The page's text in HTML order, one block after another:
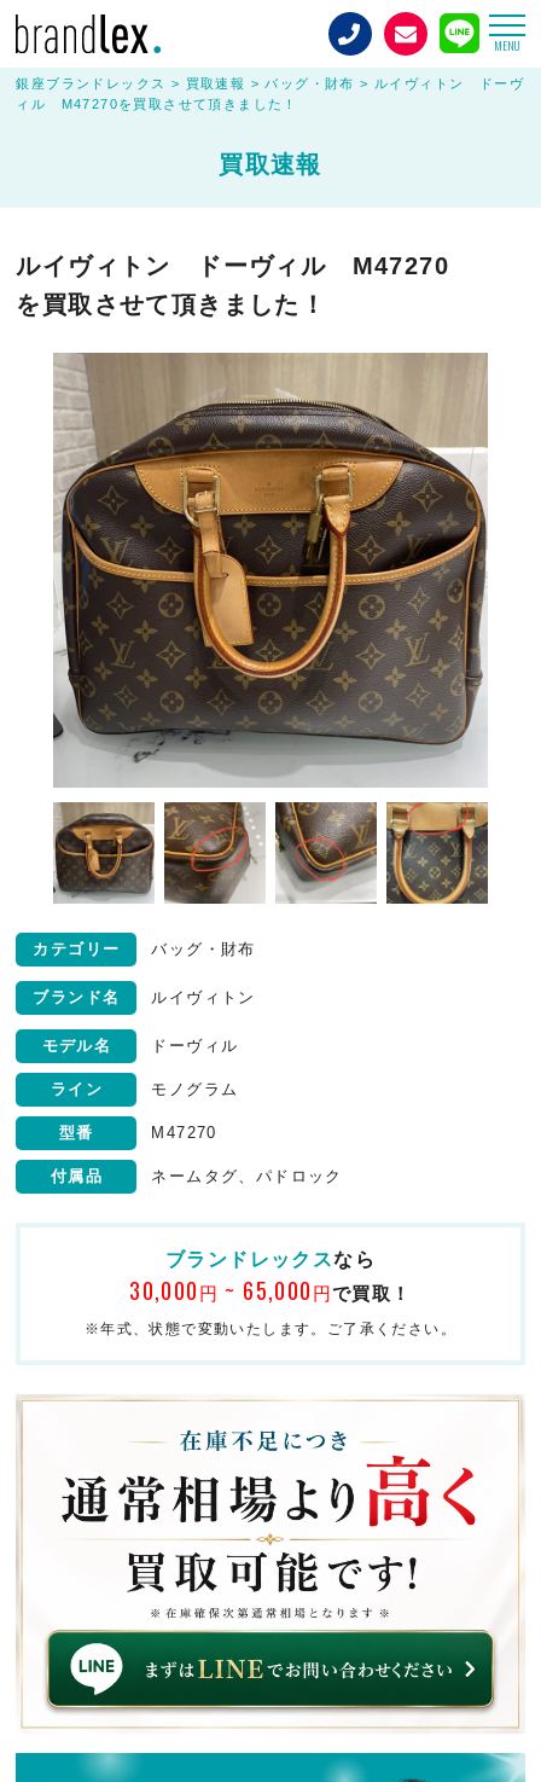
MENU
銀座ブランドレックス > 買取速報 > バッグ・財布 > ルイヴィトン ドーヴ
ィル M47270を買取させて頂きました！
買取速報
ルイヴィトン ドーヴィル M47270
を買取させて頂きました！
カテゴリー バッグ・財布
ブランド名 ルイヴィトン
モデル名 ドーヴィル
ライン モノグラム
型番 M47270
付属品 ネームタグ、パドロック
ブランドレックスなら
30,000 円 ~ 65,000 円で買取！
※年式、状態で変動いたします。ご了承ください。